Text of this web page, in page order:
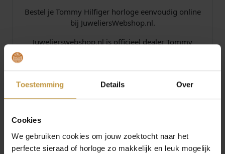
Toestemming Details Over
Cookies
We gebruiken cookies om jouw zoektocht naar het
perfecte sieraad of horloge zo makkelijk en leuk mogelijk
.
Bestel je Tommy Hilfiger horloge eenvoudig online
bij JuweliersWebshop.nl.
Juwelierswebshop.nl is officieel dealer Tommy
verzekerde verzending in Nederland bij
JuweliersWebshop.
Specificaties